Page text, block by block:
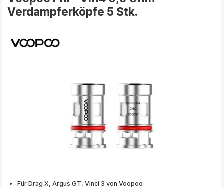
Verdampferköpfe 5 Stk.
Für Drag X, Argus GT, Vinci 3 von Voopoo